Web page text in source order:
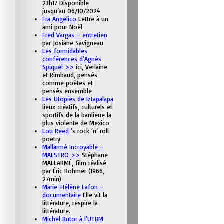
23h17 Disponible
jusqu’au 06/10/2024
Fra Angelico Lettre à un
ami pour Noël
Fred Vargas – entretien
par Josiane Savigneau
Les formidables
conférences d'Agnès
Spiquel >> ici, Verlaine
et Rimbaud, pensés
comme poètes et
pensés ensemble
Les Utopies de Iztapalapa
lieux créatifs, culturels et
sportifs de la banlieue la
plus violente de Mexico
Lou Reed ‘s rock ‘n’ roll
poetry
Mallarmé Incroyable –
MAESTRO >> Stéphane
MALLARMÉ, film réalisé
par Éric Rohmer (1966,
27min)
Marie-Hélène Lafon –
documentaire Elle vit la
littérature, respire la
littérature.
Michel Butor à l'UTBM